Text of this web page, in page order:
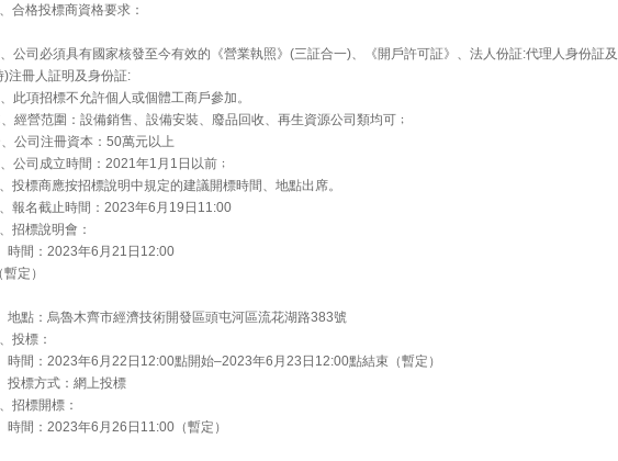
合格投標商資格要求：
公司必須具有國家核發至今有效的《營業執照》(三証合一)、《開戶許可証》、法人份証:代理人身份証
)注冊人証明及身份証:
此項招標不允許個人或個體工商戶參加。
經營范圍：設備銷售、設備安裝、廢品回收、再生資源公司類均可﹔
公司注冊資本：50萬元以上
公司成立時間：2021年1月1日以前﹔
投標商應按招標說明中規定的建議開標時間、地點出席。
報名截止時間：2023年6月19日11:00
招標說明會：
間：2023年6月21日12:00
暫定）
點：烏魯木齊市經濟技術開發區頭屯河區流花湖路383號
投標：
間：2023年6月22日12:00點開始–2023年6月23日12:00點結束（暫定）
標方式：網上投標
招標開標：
間：2023年6月26日11:00（暫定）